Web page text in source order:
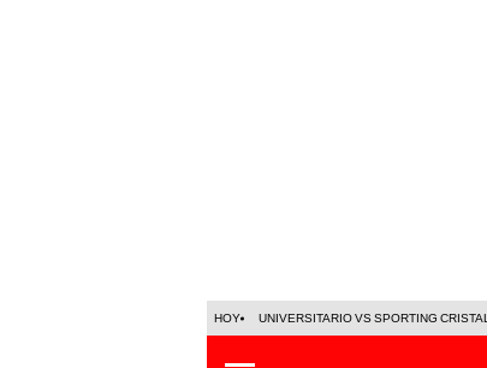
HOY UNIVERSITARIO VS SPORTING CRISTAL